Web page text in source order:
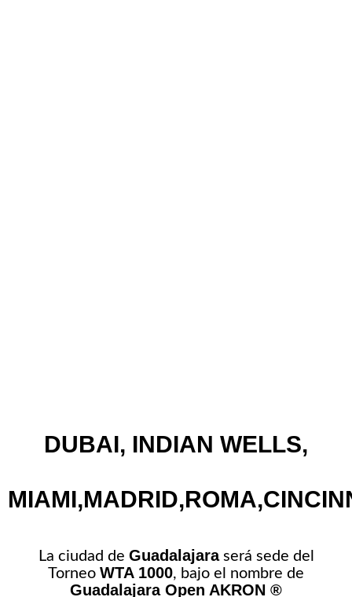
DUBAI, INDIAN WELLS,
La ciudad de Guadalajaraserá sede del
Torneo WTA 1000, bajo el nombre de
Guadalajara Open AKRON ®️